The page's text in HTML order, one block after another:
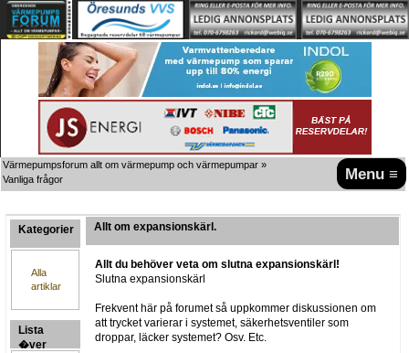
Menu ≡
Värmepumpsforum allt om värmepump och värmepumpar »
Vanliga frågor
Kategorier
Alla
artiklar
Lista
�ver
Allt om expansionskärl.
Allt du behöver veta om slutna expansionskärl!
Slutna expansionskärl
Frekvent här på forumet så uppkommer diskussionen om
att trycket varierar i systemet, säkerhetsventiler som
droppar, läcker systemet? Osv. Etc.